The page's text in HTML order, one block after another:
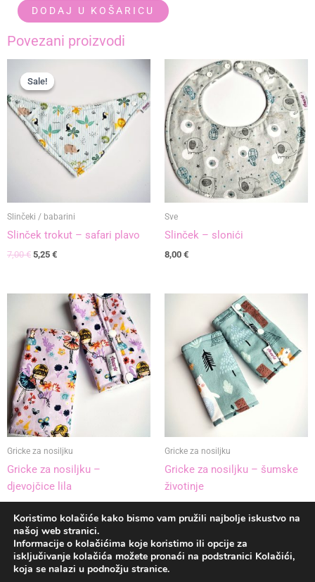
Slinček
svemir
bijelo
količina
DODAJ U KOŠARICU
Povezani proizvodi
Sale!
Sale!
Slinčeki / babarini
Slinček trokut – safari plavo
7,00€
cijena
bila
je:
7,00 €.
5,25 €
Sve
Slinček – slonići
8,00 €
Gricke za nosiljku
Gricke za nosiljku –
djevojčice lila
Gricke za nosiljku
Gricke za nosiljku – šumske
životinje
|Recenzije|Uvjeti poslovanja |Kolačići|
Koristimo kolačiće kako bismo vam pružili najbolje iskustvo na
našoj web stranici.
Informacije o kolačićima koje koristimo ili opcije za
isključivanje kolačića možete pronaći na podstranici Kolačići,
koja se nalazi u podnožju stranice.